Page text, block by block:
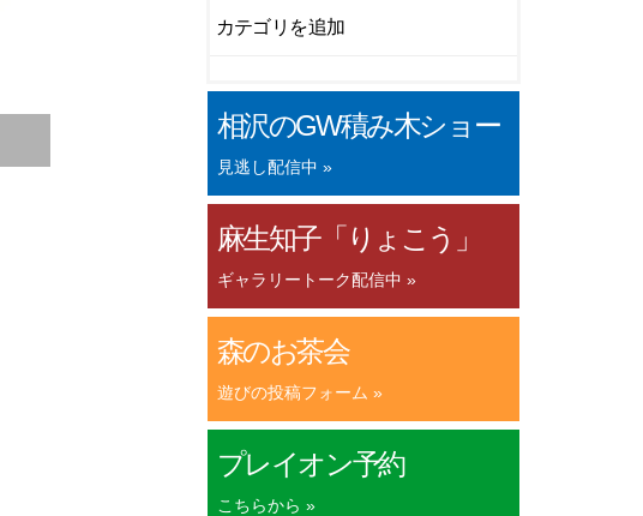
カテゴリを追加
相沢のGW積み木ショー
見逃し配信中 »
麻生知子「りょこう」
ギャラリートーク配信中 »
森のお茶会
遊びの投稿フォーム »
プレイオン予約
こちらから »